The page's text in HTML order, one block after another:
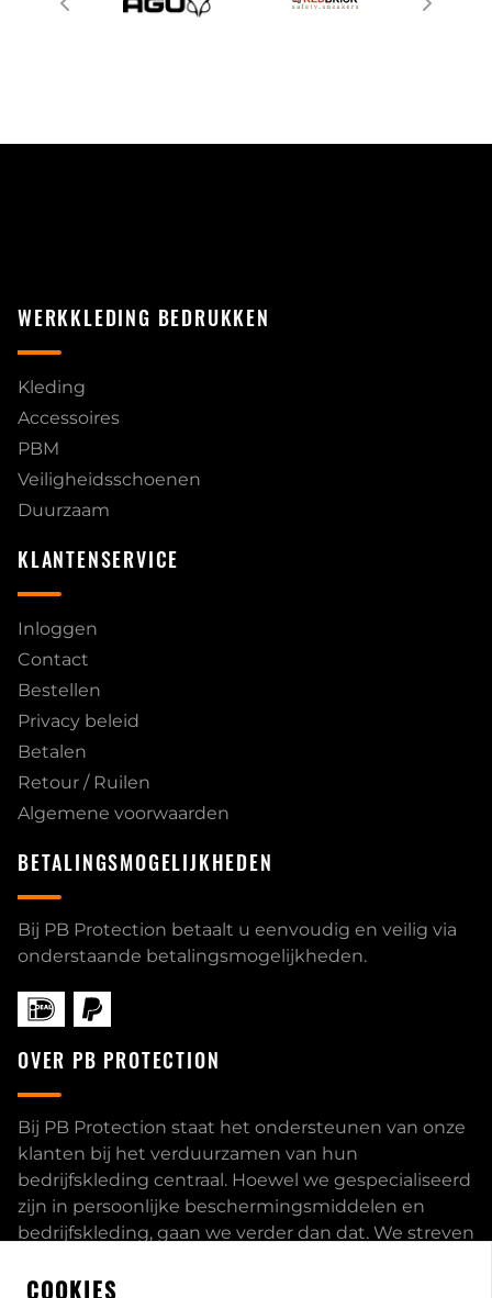
WERKKLEDING BEDRUKKEN
Kleding
Accessoires
PBM
Veiligheidsschoenen
Duurzaam
KLANTENSERVICE
Inloggen
Contact
Bestellen
Privacy beleid
Betalen
Retour / Ruilen
Algemene voorwaarden
BETALINGSMOGELIJKHEDEN
Bij PB Protection betaalt u eenvoudig en veilig via
onderstaande betalingsmogelijkheden.
OVER PB PROTECTION
Bij PB Protection staat het ondersteunen van onze
klanten bij het verduurzamen van hun
bedrijfskleding centraal. Hoewel we gespecialiseerd
zijn in persoonlijke beschermingsmiddelen en
bedrijfskleding, gaan we verder dan dat. We streven
bieden een uitgebreid servicepakket aan, inclusief
COOKIES